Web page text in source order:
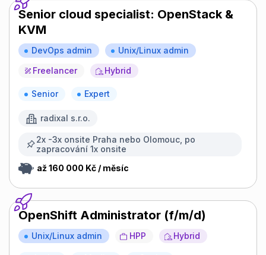
Senior cloud specialist: OpenStack &
KVM
DevOps admin
Unix/Linux admin
Freelancer
Hybrid
Senior Expert
radixal s.r.o.
2x -3x onsite Praha nebo Olomouc, po
zapracování 1x onsite
až 160 000 Kč / měsíc
OpenShift Administrator (f/m/d)
Unix/Linux admin HPP Hybrid